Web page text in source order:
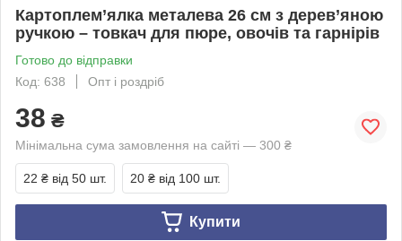
Картоплем’ялка металева 26 см з дерев’яною
ручкою – товкач для пюре, овочів та гарнірів
Готово до відправки
Код: 638
Опт і роздріб
38 ₴
Мінімальна сума замовлення на сайті — 300 ₴
22 ₴ від 50 шт. 20 ₴ від 100 шт.
Купити